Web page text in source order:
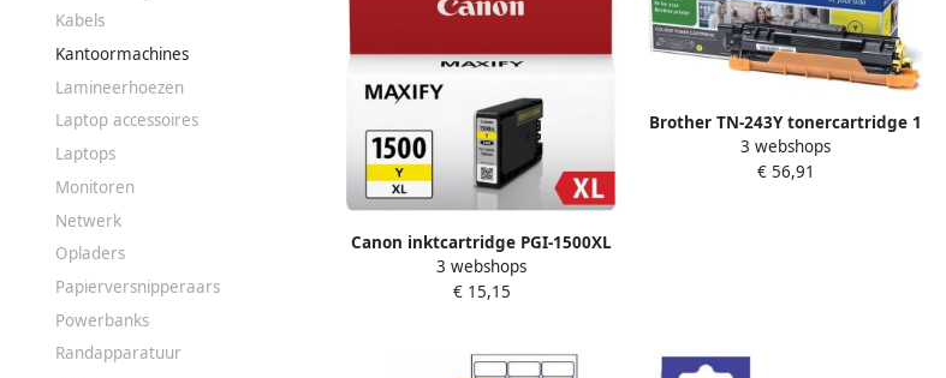
Kabels
Kantoormachines
Lamineerhoezen
Laptop accessoires
Laptops
Monitoren
Netwerk
Opladers
Papierversnipperaars
Powerbanks
Randapparatuur
Canon inktcartridge PGI-1500XL
935 pagina&apos;s OEM
9195B001 geel
3 webshops
€ 15,15
Brother TN-243Y tonercartridge 1
stuk(s) Origineel Geel (TN-243Y)
3 webshops
€ 56,91